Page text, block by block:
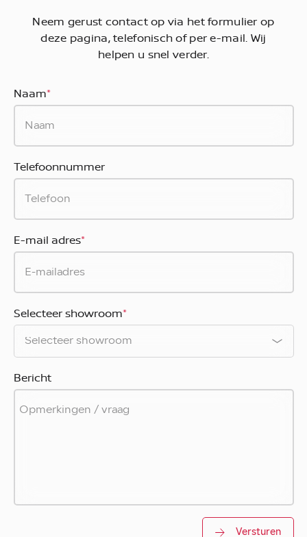
Neem gerust contact op via het formulier op
deze pagina, telefonisch of per e-mail. Wij
helpen u snel verder.
Naam*
Telefoonnummer
E-mail adres*
Selecteer showroom*
Bericht
Versturen